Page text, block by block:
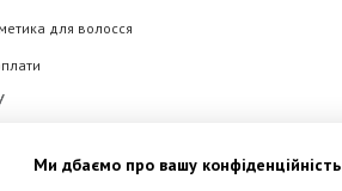
для волосся
Ми дбаємо про вашу конфіденційність